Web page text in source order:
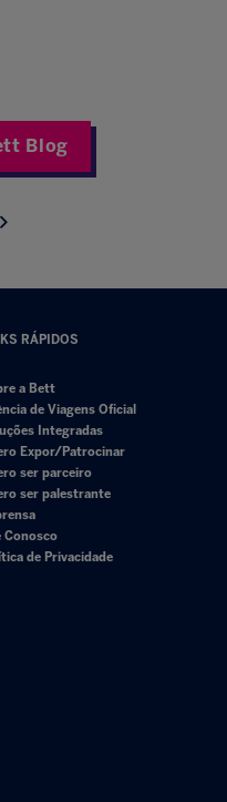
Blog
RÁPIDOS
a Bett
de Viagens Oficial
Integradas
Expor/Patrocinar
ser parceiro
ser palestrante
Conosco
de Privacidade